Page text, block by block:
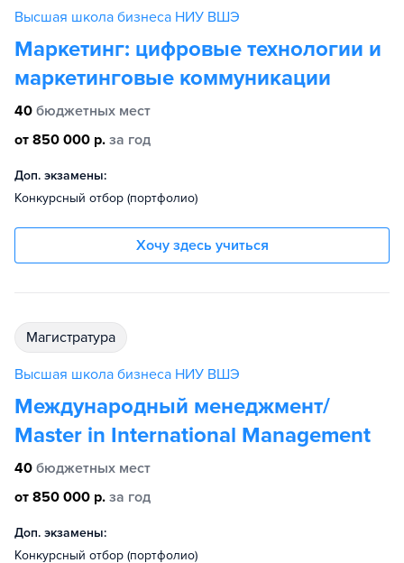
Высшая школа бизнеса НИУ ВШЭ
Маркетинг: цифровые технологии и
маркетинговые коммуникации
40 бюджетных мест
от 850 000 р. за год
Доп. экзамены:
Конкурсный отбор (портфолио)
Хочу здесь учиться
магистратура
Высшая школа бизнеса НИУ ВШЭ
Международный менеджмент/
Master in International Management
40 бюджетных мест
от 850 000 р. за год
Доп. экзамены:
Конкурсный отбор (портфолио)